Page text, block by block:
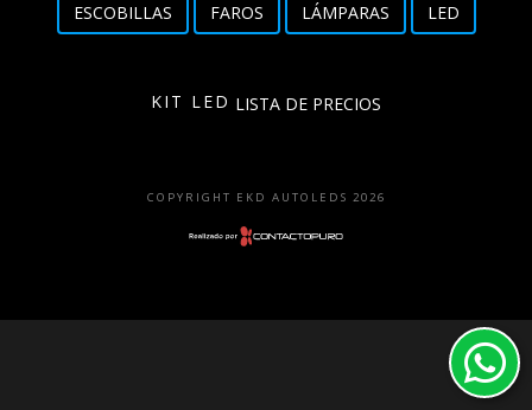
Escobillas
ESCOBILLAS FAROS LÁMPARAS LED
KIT LED LISTA DE PRECIOS
COPYRIGHT EKD AUTOLEDS 2026